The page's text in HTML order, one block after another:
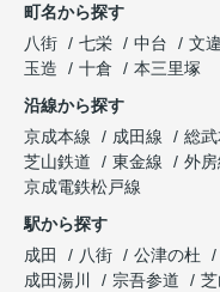
町名から探す
八街
七栄 中台 文違
玉造
十倉
本三里塚
沿線から探す
京成本線
成田線 総
芝山鉄道
東金線 外房
京成電鉄松戸線
駅から探す
成田
八街 公津の杜
成田湯川
宗吾参道 芝